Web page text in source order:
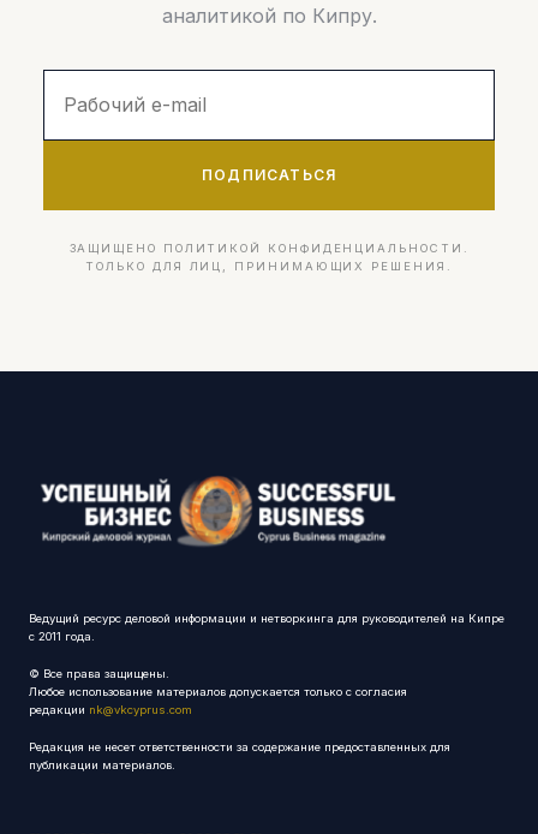
аналитикой по Кипру.
ПОДПИСАТЬСЯ
ЗАЩИЩЕНО ПОЛИТИКОЙ КОНФИДЕНЦИАЛЬНОСТИ.
ТОЛЬКО ДЛЯ ЛИЦ, ПРИНИМАЮЩИХ РЕШЕНИЯ.
Ведущий ресурс деловой информации и нетворкинга для руководителей на Кипре
с 2011 года.
© Все права защищены.
Любое использование материалов допускается только с согласия
редакции nk@vkcyprus.com
Редакция не несет ответственности за содержание предоставленных для
публикации материалов.